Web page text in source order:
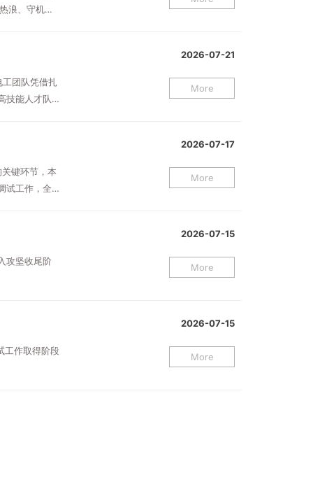
浪、守机
团队凭借扎
技能人才队
2026-07-21
More
键环节，本
试工作，全
2026-07-17
More
攻坚收尾阶
2026-07-15
More
工作取得阶段
2026-07-15
More